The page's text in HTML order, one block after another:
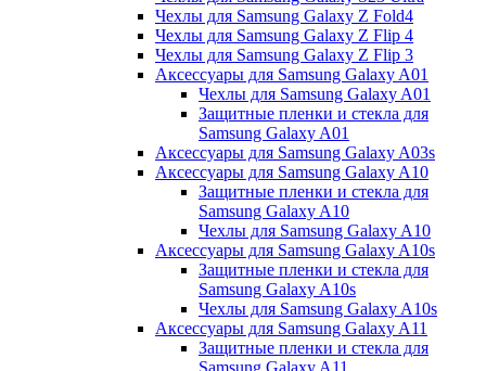
Чехлы для Samsung Galaxy Z Fold4
Чехлы для Samsung Galaxy Z Flip 4
Чехлы для Samsung Galaxy Z Flip 3
Аксессуары для Samsung Galaxy A01
Чехлы для Samsung Galaxy A01
Защитные пленки и стекла для
Samsung Galaxy A01
Аксессуары для Samsung Galaxy A03s
Аксессуары для Samsung Galaxy A10
Защитные пленки и стекла для
Samsung Galaxy A10
Чехлы для Samsung Galaxy A10
Аксессуары для Samsung Galaxy A10s
Защитные пленки и стекла для
Samsung Galaxy A10s
Чехлы для Samsung Galaxy A10s
Аксессуары для Samsung Galaxy A11
Защитные пленки и стекла для
Samsung Galaxy A11